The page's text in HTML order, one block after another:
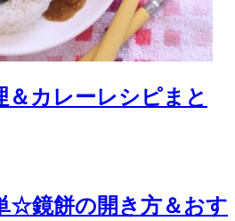
＆カレーレシピまと
☆鏡餅の開き方＆おす